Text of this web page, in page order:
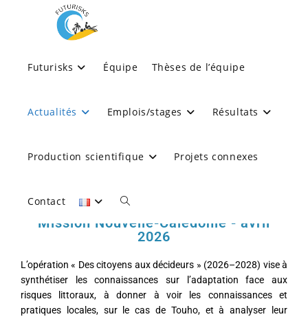
Futurisks Équipe Thèses de l’équipe
Actualités Emplois/stages Résultats
Production scientifique Projets connexes
Contact
WP5 : Appui à la prise
décision, science
WP5 : Appui à la prise de décision, science citoyenne
Mission Nouvelle-Calédonie - avril
2026
L’opération « Des citoyens aux décideurs » (2026–2028) vise à
synthétiser les connaissances sur l’adaptation face aux
risques littoraux, à donner à voir les connaissances et
pratiques locales, sur le cas de Touho, et à analyser leur